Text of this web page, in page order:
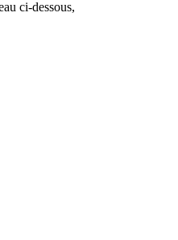
ci-dessous,